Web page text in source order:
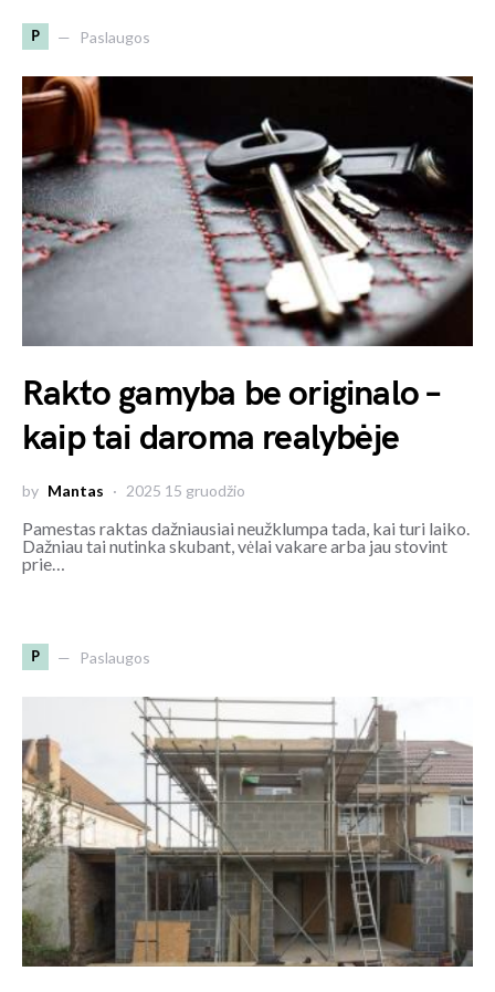
P Paslaugos
Rakto gamyba be originalo –
kaip tai daroma realybėje
by Mantas 2025 15 gruodžio
Pamestas raktas dažniausiai neužklumpa tada, kai turi laiko.
Dažniau tai nutinka skubant, vėlai vakare arba jau stovint
prie…
P Paslaugos